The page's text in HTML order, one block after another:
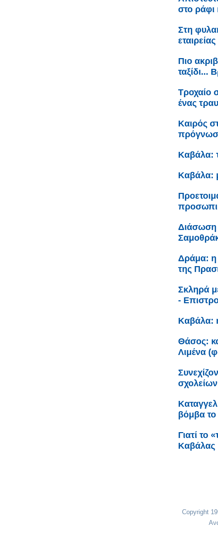
στο ράφι
Στη
Πιο
ταξίδι...
Τροχαίο
ένας
Καιρός
Καβάλα:
Καβάλα:
Διάσωση
Δράμα: η
της
Σκληρά
-
Καβάλα:
Θάσος:
Λιμένα
βόμβα το
Γιατί το
Καβάλας
Copyright